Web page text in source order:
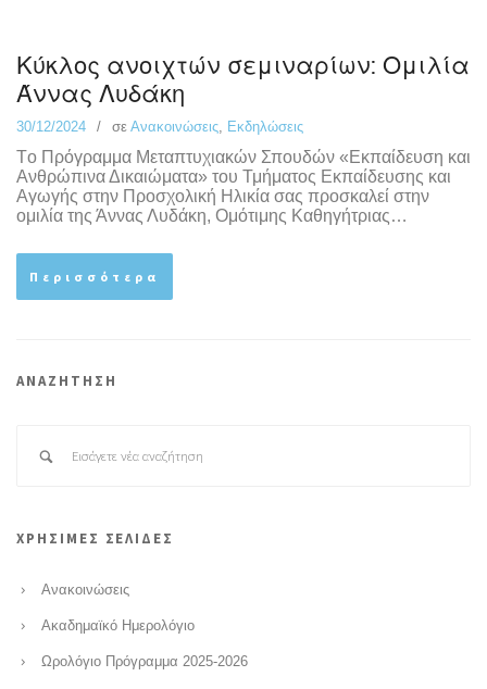
Κύκλος ανοιχτών σεμιναρίων: Ομιλία
Άννας Λυδάκη
30/12/2024 σε Ανακοινώσεις, Εκδηλώσεις
Tο Πρόγραμμα Μεταπτυχιακών Σπουδών «Εκπαίδευση και
Ανθρώπινα Δικαιώματα» του Τμήματος Εκπαίδευσης και
Αγωγής στην Προσχολική Ηλικία σας προσκαλεί στην
ομιλία της Άννας Λυδάκη, Ομότιμης Καθηγήτριας…
Περισσότερα
ΑΝΑΖΗΤΗΣΗ
ΧΡΗΣΙΜΕΣ ΣΕΛΙΔΕΣ
Ανακοινώσεις
Ακαδημαϊκό Ημερολόγιο
Ωρολόγιο Πρόγραμμα 2025-2026